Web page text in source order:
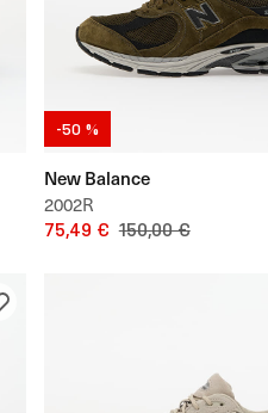
-50 %
New Balance
2002R
75,49 € 150,00 €